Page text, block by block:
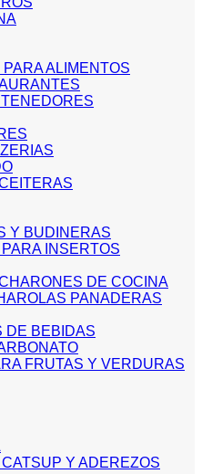
ALIMENTOS
Y BUDINERAS
INSERTOS
DE COCINA
PANADERAS
DE BEBIDAS
FRUTAS Y VERDURAS
Y ADEREZOS